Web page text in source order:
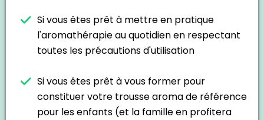
Si vous êtes prêt à mettre en pratique
l'aromathérapie au quotidien en respectant
toutes les précautions d'utilisation
Si vous êtes prêt à vous former pour
constituer votre trousse aroma de référence
pour les enfants (et la famille en profitera